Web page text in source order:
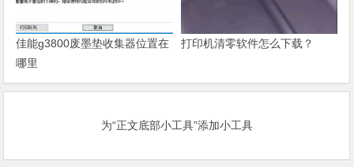
佳能g3800废墨垫收集器位置在
哪里
打印机清零软件怎么下载？
为“正文底部小工具”添加小工具